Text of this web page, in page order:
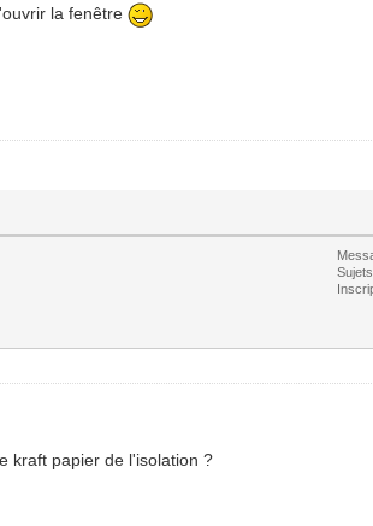
la fenêtre
kraft papier de l'isolation ?